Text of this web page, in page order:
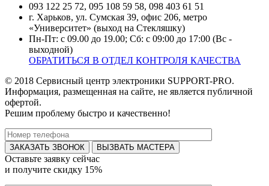
093 122 25 72, 095 108 59 58, 098 403 61 51
г. Харьков, ул. Сумская 39, офис 206, метро
«Университет» (выход на Стекляшку)
Пн-Пт: с 09.00 до 19.00; Сб: с 09:00 до 17:00 (Вс -
выходной)
ОБРАТИТЬСЯ В ОТДЕЛ КОНТРОЛЯ КАЧЕСТВА
© 2018 Сервисный центр электроники SUPPORT-PRO.
Информация, размещенная на сайте, не является публичной
офертой.
Решим проблему быстро и качественно!
ВЫЗВАТЬ МАСТЕРА
Оставьте заявку сейчас
и получите скидку 15%